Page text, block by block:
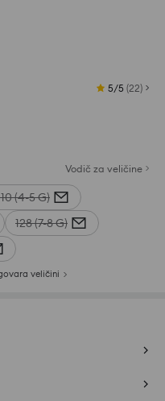
5/5 (22)
Vodič za veličine
(4-5 G)
128 (7-8 G)
veličini